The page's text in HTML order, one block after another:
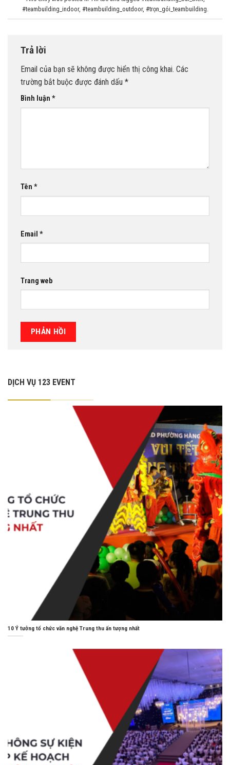
#teambuilding_indoor, #teambuilding_outdoor, #trọn_gói_teambuilding
Trả lời
Email của bạn sẽ không được hiển thị công khai. Các
trường bắt buộc được đánh dấu *
Bình luận *
Tên *
Email *
Trang web
DỊCH VỤ 123 EVENT
10 Ý tưởng tổ chức văn nghệ Trung thu ấn tượng nhất